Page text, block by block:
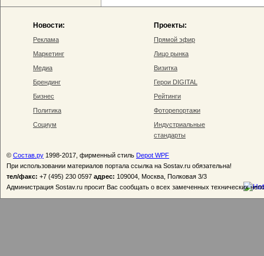
Новости:
Реклама
Маркетинг
Медиа
Брендинг
Бизнес
Политика
Социум
Проекты:
Прямой эфир
Лицо рынка
Визитка
Герои DIGITAL
Рейтинги
Фоторепортажи
Индустриальные
стандарты
© Состав.ру 1998-2017, фирменный стиль Depot WPF
При использовании материалов портала ссылка на Sostav.ru обязательна!
тел/факс: +7 (495) 230 0597 адрес: 109004, Москва, Полковая 3/3
Администрация Sostav.ru просит Вас сообщать о всех замеченных технических